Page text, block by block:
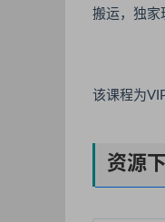
搬运，独家
该课程为
资源